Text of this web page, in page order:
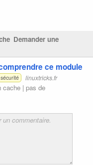
Demander une
ce module
sécurité linuxtricks.fr
cache | pas de